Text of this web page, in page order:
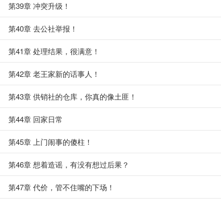
第39章 冲突升级！
第40章 去公社举报！
第41章 处理结果，很满意！
第42章 老王家新的话事人！
第43章 供销社的仓库，你真的像土匪！
第44章 回家日常
第45章 上门闹事的傻柱！
第46章 想着造谣，有没有想过后果？
第47章 代价，管不住嘴的下场！